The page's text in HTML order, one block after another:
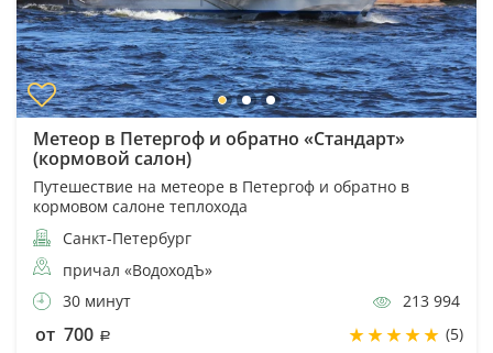
Метеор в Петергоф и обратно «Стандарт»
(кормовой салон)
Путешествие на метеоре в Петергоф и обратно в
кормовом салоне теплохода
Санкт-Петербург
причал «ВодоходЪ»
30 минут
213 994
от 700 (5)